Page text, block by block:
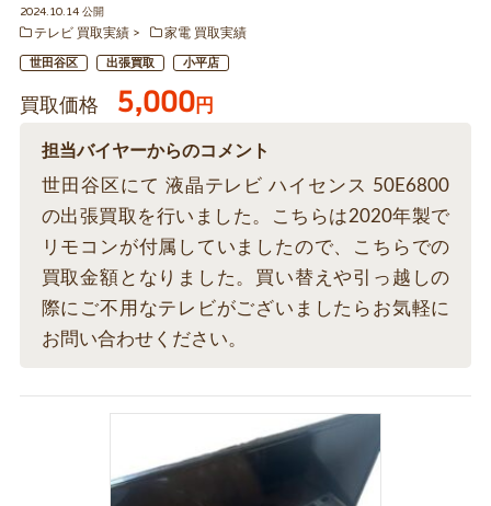
2024.10.14 公開
テレビ 買取実績
家電 買取実績
世田谷区 出張買取 小平店
買取価格 5,000円
担当バイヤーからのコメント
世田谷区にて 液晶テレビ ハイセンス 50E6800
の出張買取を行いました。こちらは2020年製で
リモコンが付属していましたので、こちらでの
買取金額となりました。買い替えや引っ越しの
際にご不用なテレビがございましたらお気軽に
お問い合わせください。